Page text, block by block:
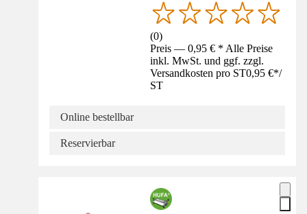
(0)
Preis — 0,95 € * Alle Preise
inkl. MwSt. und ggf. zzgl.
Versandkosten pro ST0,95 €*/
ST
Online bestellbar
Reservierbar